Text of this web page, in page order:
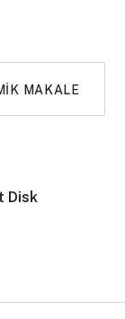
MAKALE
Disk